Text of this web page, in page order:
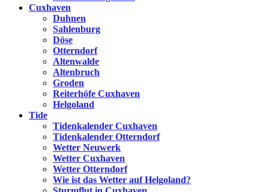
Cuxhaven
Duhnen
Sahlenburg
Döse
Otterndorf
Altenwalde
Altenbruch
Groden
Reiterhöfe Cuxhaven
Helgoland
Tide
Tidenkalender Cuxhaven
Tidenkalender Otterndorf
Wetter Neuwerk
Wetter Cuxhaven
Wetter Otterndorf
Wie ist das Wetter auf Helgoland?